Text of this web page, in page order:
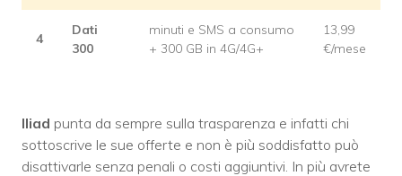
4
Dati
300
minuti e SMS a consumo
+ 300 GB in 4G/4G+
13,99
€/mese
Iliad punta da sempre sulla trasparenza e infatti chi
sottoscrive le sue offerte e non è più soddisfatto può
disattivarle senza penali o costi aggiuntivi. In più avrete